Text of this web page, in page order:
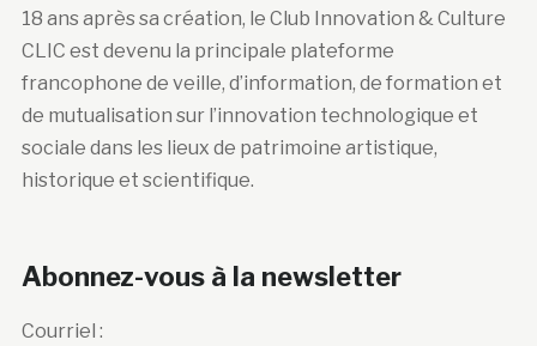
18 ans après sa création, le Club Innovation & Culture
CLIC est devenu la principale plateforme
francophone de veille, d’information, de formation et
de mutualisation sur l’innovation technologique et
sociale dans les lieux de patrimoine artistique,
historique et scientifique.
Abonnez-vous à la newsletter
Courriel :